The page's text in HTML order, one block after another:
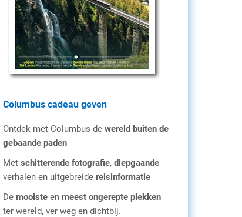
Columbus cadeau geven
Ontdek met Columbus de wereld buiten de
gebaande paden
Met schitterende fotografie, diepgaande
verhalen en uitgebreide reisinformatie
De mooiste en meest ongerepte plekken
ter wereld, ver weg en dichtbij.